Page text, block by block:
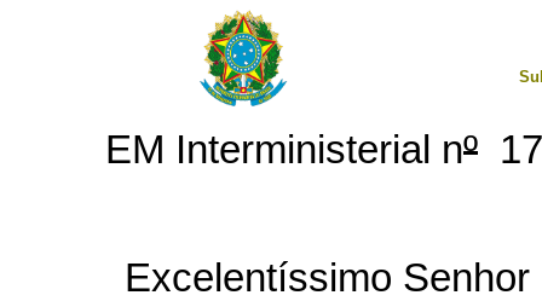
EM Interministerial nº
Excelentíssimo